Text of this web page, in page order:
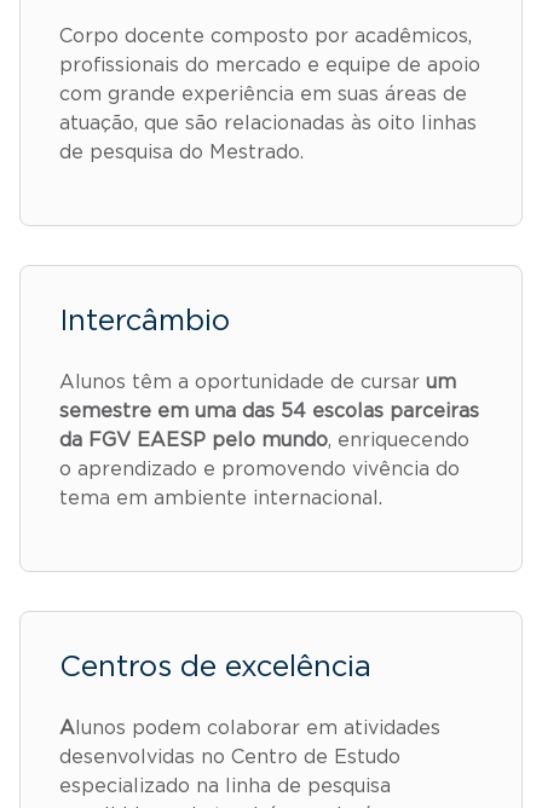
Corpo docente composto por acadêmicos,
profissionais do mercado e equipe de apoio
com grande experiência em suas áreas de
atuação, que são relacionadas às oito linhas
de pesquisa do Mestrado.
Intercâmbio
Alunos têm a oportunidade de cursar um
semestre em uma das 54 escolas parceiras
da FGV EAESP pelo mundo, enriquecendo
o aprendizado e promovendo vivência do
tema em ambiente internacional.
Centros de excelência
A lunos podem colaborar em atividades
desenvolvidas no Centro de Estudo
especializado na linha de pesquisa